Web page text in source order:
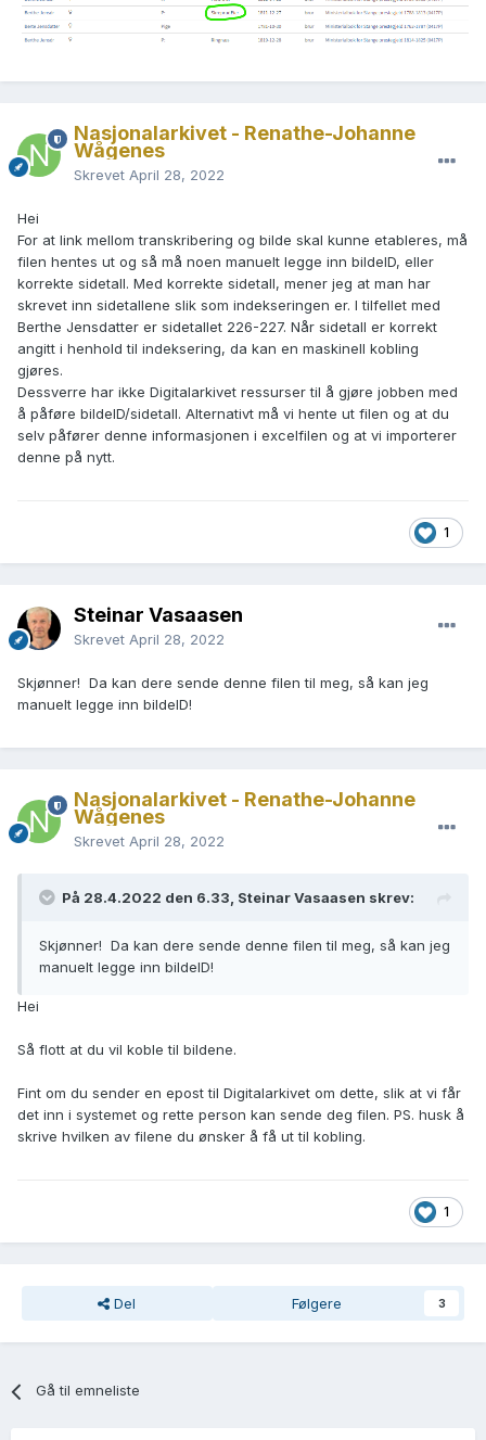
Nasjonalarkivet - Renathe-Johanne
Wågenes
Skrevet April 28, 2022
Hei
For at link mellom transkribering og bilde skal kunne etableres, må
filen hentes ut og så må noen manuelt legge inn bildeID, eller
korrekte sidetall. Med korrekte sidetall, mener jeg at man har
skrevet inn sidetallene slik som indekseringen er. I tilfellet med
Berthe Jensdatter er sidetallet 226-227. Når sidetall er korrekt
angitt i henhold til indeksering, da kan en maskinell kobling
gjøres.
Dessverre har ikke Digitalarkivet ressurser til å gjøre jobben med
å påføre bildeID/sidetall. Alternativt må vi hente ut filen og at du
selv påfører denne informasjonen i excelfilen og at vi importerer
denne på nytt.
1
Steinar Vasaasen
Skrevet April 28, 2022
Skjønner! Da kan dere sende denne filen til meg, så kan jeg
manuelt legge inn bildeID!
Nasjonalarkivet - Renathe-Johanne
Wågenes
Skrevet April 28, 2022
På 28.4.2022 den 6.33, Steinar Vasaasen skrev:
Skjønner! Da kan dere sende denne filen til meg, så kan jeg
manuelt legge inn bildeID!
Hei
Så flott at du vil koble til bildene.
Fint om du sender en epost til Digitalarkivet om dette, slik at vi får
det inn i systemet og rette person kan sende deg filen. PS. husk å
skrive hvilken av filene du ønsker å få ut til kobling.
1
Del Følgere 3
Gå til emneliste